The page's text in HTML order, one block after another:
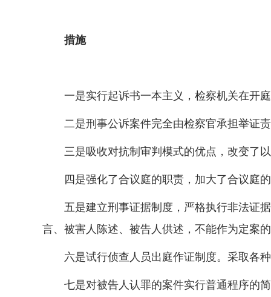
措施
一是实行起诉书一本主义，检察机关在开庭
二是刑事公诉案件完全由检察官承担举证
三是吸收对抗制审判模式的优点，改变了以
四是强化了合议庭的职责，加大了合议庭的
五是建立刑事证据制度，严格执行非法证据
言、被害人陈述、被告人供述，不能作为定案
六是试行侦查人员出庭作证制度。采取各种
七是对被告人认罪的案件实行普通程序的简